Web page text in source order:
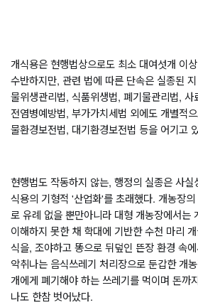
개식용은 현행법상으로도 최소 대여섯개 이
수반하지만, 관련 법에 따른 단속은 실종된
물위생관리법, 식품위생법, 폐기물관리법, 사
전염병예방법, 부가가치세법 외에도 개별적
물환경보전법, 대기환경보전법 등을 어기고
현행법도 작동하지 않는, 행정의 실종은 사실
식용의 기형적 '산업화'를 초래했다. 개농장
로 유례 없을 뿐만아니라 대형 개농장에서는
이해하지 못한 채 학대에 기반한 수천 마리
식을, 조야하고 똥으로 뒤덮인 뜬장 환경 속
악취나는 음식쓰레기 처리장으로 둔갑한 개
개에게 폐기해야 하는 쓰레기를 먹이며 돈까
나도 한참 벗어났다.